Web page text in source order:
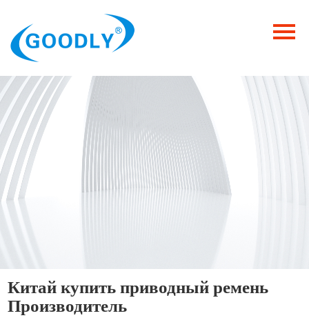
Продукция
ОТРАСЛИ
Категория
Новости
Контакты
Китай купить приводный ремень
Производитель